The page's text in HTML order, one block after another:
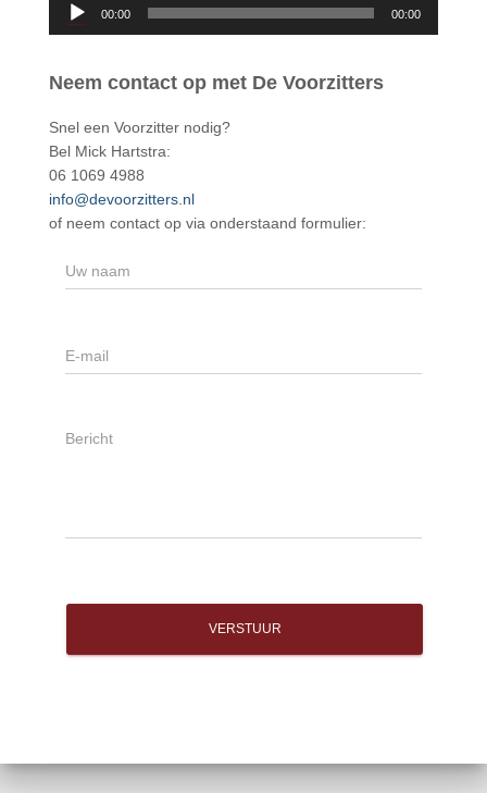
i
s
p
e
l
e
00:00 00:00
Neem contact op met De Voorzitters
Snel een Voorzitter nodig?
Bel Mick Hartstra:
06 1069 4988
info@devoorzitters.nl
of neem contact op via onderstaand formulier:
VERSTUUR